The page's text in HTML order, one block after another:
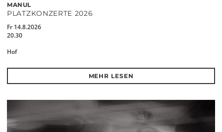
MANUL
PLATZKONZERTE 2026
Fr 14.8.2026
20.30
Hof
MEHR LESEN